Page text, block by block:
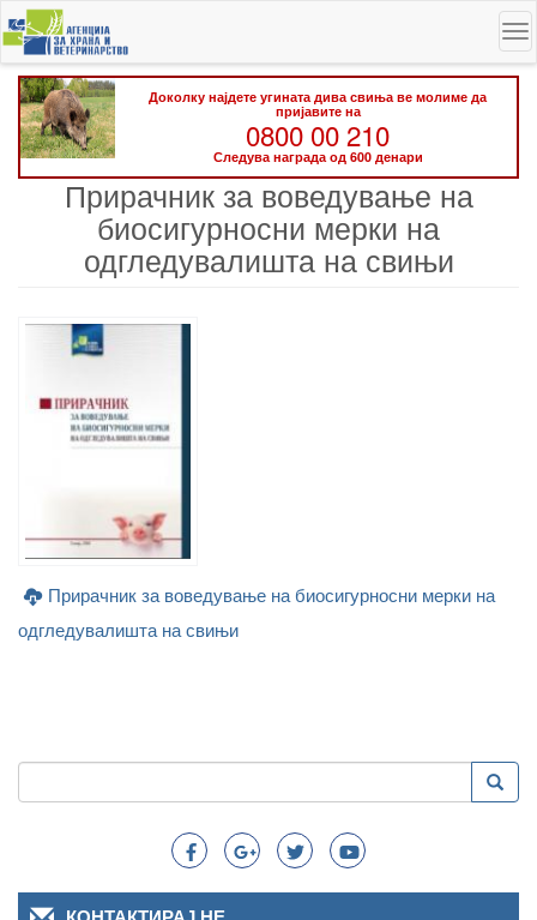
Skip
to
main
content
Доколку најдете угината дива свиња ве молиме да
пријавите на
0800 00 210
Следува награда од 600 денари
Прирачник за воведување на
биосигурносни мерки на
одгледувалишта на свињи
Прирачник за воведување на биосигурносни мерки на
одгледувалишта на свињи
Search
Пребарување